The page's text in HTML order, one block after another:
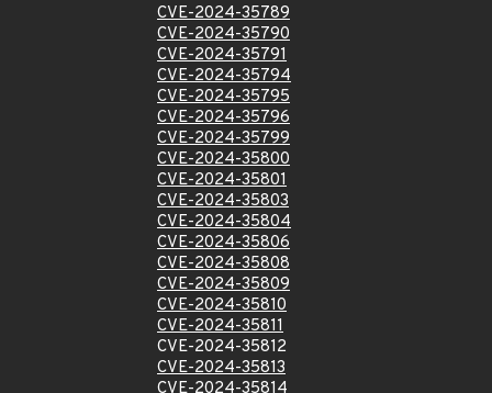
CVE-2024-35789
CVE-2024-35790
CVE-2024-35791
CVE-2024-35794
CVE-2024-35795
CVE-2024-35796
CVE-2024-35799
CVE-2024-35800
CVE-2024-35801
CVE-2024-35803
CVE-2024-35804
CVE-2024-35806
CVE-2024-35808
CVE-2024-35809
CVE-2024-35810
CVE-2024-35811
CVE-2024-35812
CVE-2024-35813